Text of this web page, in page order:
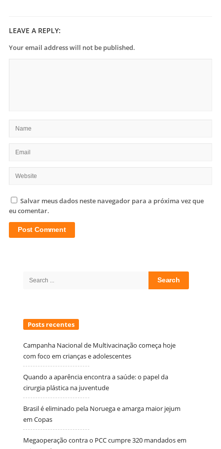
LEAVE A REPLY:
Your email address will not be published.
Salvar meus dados neste navegador para a próxima vez que
eu comentar.
Search
Posts recentes
Campanha Nacional de Multivacinação começa hoje
com foco em crianças e adolescentes
Quando a aparência encontra a saúde: o papel da
cirurgia plástica na juventude
Brasil é eliminado pela Noruega e amarga maior jejum
em Copas
Megaoperação contra o PCC cumpre 320 mandados em